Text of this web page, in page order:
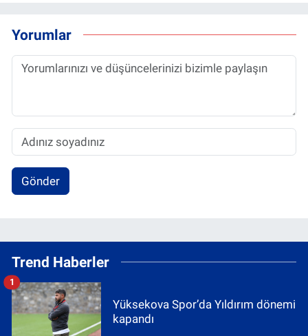
Yorumlar
Gönder
Trend Haberler
Yüksekova Spor’da Yıldırım dönemi
kapandı
1